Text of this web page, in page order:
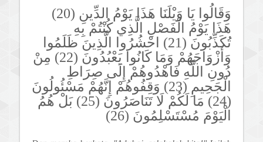
وَقَالُوا يَا وَيْلَنَا هَذَا يَوْمُ الدِّينِ (20)
هَذَا يَوْمُ الْفَصْلِ الَّذِي كُنْتُمْ بِهِ
تُكَذِّبُونَ (21) احْشُرُوا الَّذِينَ ظَلَمُوا
وَأَزْوَاجَهُمْ وَمَا كَانُوا يَعْبُدُونَ (22) مِنْ
دُونِ اللَّهِ فَاهْدُوهُمْ إِلَى صِرَاطِ
الْجَحِيمِ (23) وَقِفُوهُمْ إِنَّهُمْ مَسْئُولُونَ
(24) مَا لَكُمْ لَا تَنَاصَرُونَ (25) بَلْ هُمُ
الْيَوْمَ مُسْتَسْلِمُونَ (26)